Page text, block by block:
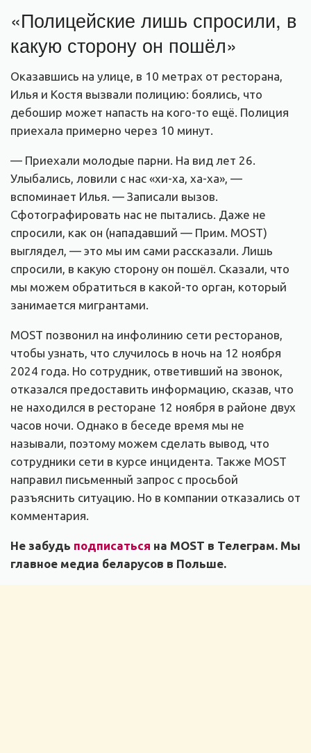
«Полицейские лишь спросили, в
какую сторону он пошёл»
Оказавшись на улице, в 10 метрах от ресторана,
Илья и Костя вызвали полицию: боялись, что
дебошир может напасть на кого-то ещё. Полиция
приехала примерно через 10 минут.
— Приехали молодые парни. На вид лет 26.
Улыбались, ловили с нас «хи-ха, ха-ха», —
вспоминает Илья. — Записали вызов.
Сфотографировать нас не пытались. Даже не
спросили, как он (нападавший — Прим. MOST)
выглядел, — это мы им сами рассказали. Лишь
спросили, в какую сторону он пошёл. Сказали, что
мы можем обратиться в какой-то орган, который
занимается мигрантами.
MOST позвонил на инфолинию сети ресторанов,
чтобы узнать, что случилось в ночь на 12 ноября
2024 года. Но сотрудник, ответивший на звонок,
отказался предоставить информацию, сказав, что
не находился в ресторане 12 ноября в районе двух
часов ночи. Однако в беседе время мы не
называли, поэтому можем сделать вывод, что
сотрудники сети в курсе инцидента. Также MOST
направил письменный запрос с просьбой
разъяснить ситуацию. Но в компании отказались от
комментария.
Не забудь подписаться на MOST в Телеграм. Мы
главное медиа беларусов в Польше.